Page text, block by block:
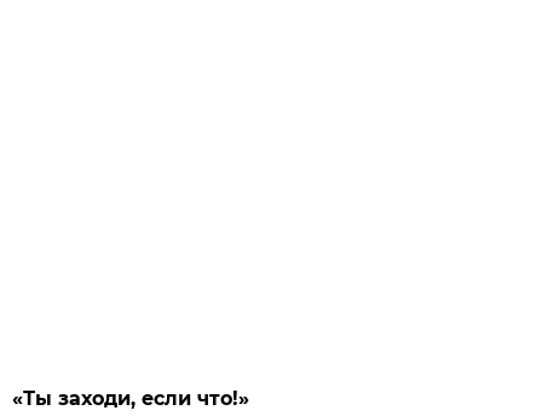
«Ты заходи, если что!»